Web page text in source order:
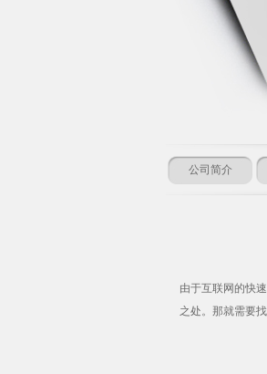
公司简介
由于互联网的快
之处。那就需要